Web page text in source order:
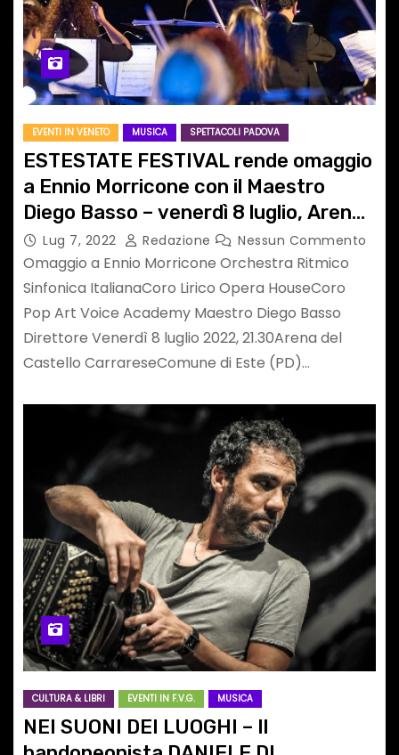
EVENTI IN VENETO MUSICA SPETTACOLI PADOVA
ESTESTATE FESTIVAL rende omaggio
a Ennio Morricone con il Maestro
Diego Basso – venerdì 8 luglio, Arena
del Castello Carrarese, Este (PD)
Lug 7, 2022 Redazione Nessun Commento
Omaggio a Ennio Morricone Orchestra Ritmico
Sinfonica ItalianaCoro Lirico Opera HouseCoro
Pop Art Voice Academy Maestro Diego Basso
Direttore Venerdì 8 luglio 2022, 21.30Arena del
Castello CarrareseComune di Este (PD)…
CULTURA & LIBRI EVENTI IN F.V.G. MUSICA
NEI SUONI DEI LUOGHI – Il